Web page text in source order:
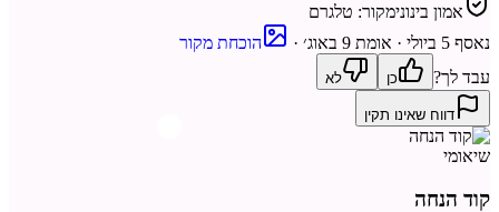
אמון בינונימקור: טלגרם
נאסף 5 ביולי · אומת 9 באוג׳ ·
הוכחת מקור
עבד לך?
כן לא
דווח שאינו תקין
שיאומי
קוד הנחה